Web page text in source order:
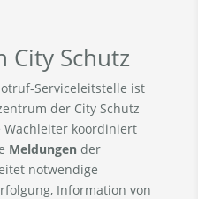
City Schutz
Serviceleitstelle ist
der City Schutz
Wachleiter koordiniert
Meldungender
notwendige
Information von